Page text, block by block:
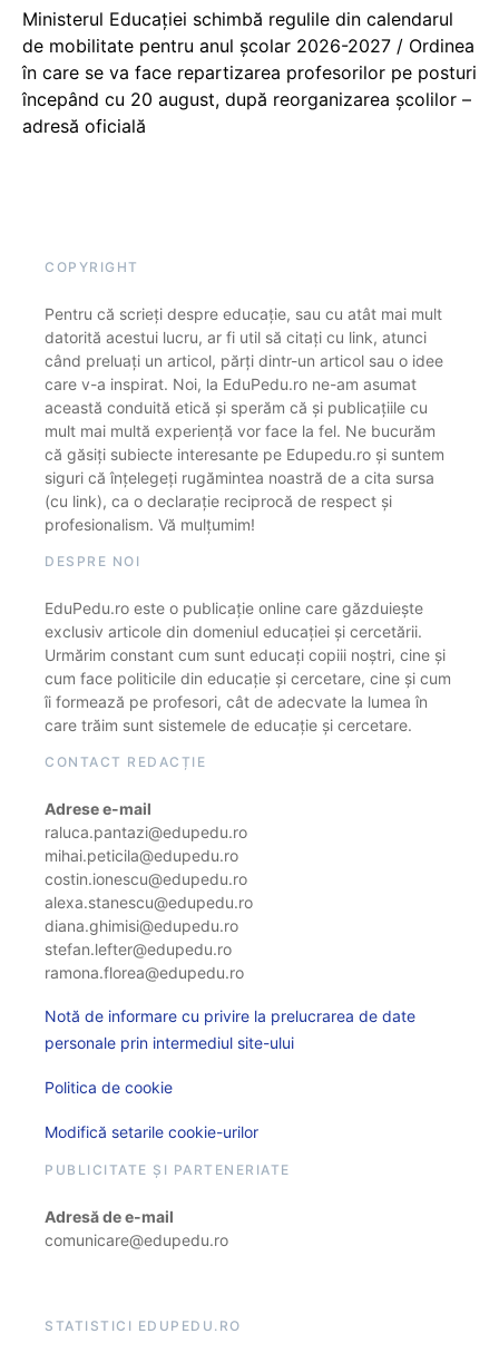
Ministerul Educației schimbă regulile din calendarul
de mobilitate pentru anul școlar 2026-2027 / Ordinea
în care se va face repartizarea profesorilor pe posturi
începând cu 20 august, după reorganizarea școlilor –
adresă oficială
COPYRIGHT
Pentru că scrieți despre educație, sau cu atât mai mult
datorită acestui lucru, ar fi util să citați cu link, atunci
când preluați un articol, părți dintr-un articol sau o idee
care v-a inspirat. Noi, la EduPedu.ro ne-am asumat
această conduită etică și sperăm că și publicațiile cu
mult mai multă experiență vor face la fel. Ne bucurăm
că găsiți subiecte interesante pe Edupedu.ro și suntem
siguri că înțelegeți rugămintea noastră de a cita sursa
(cu link), ca o declarație reciprocă de respect și
profesionalism. Vă mulțumim!
DESPRE NOI
EduPedu.ro este o publicație online care găzduiește
exclusiv articole din domeniul educației și cercetării.
Urmărim constant cum sunt educați copiii noștri, cine și
cum face politicile din educație și cercetare, cine și cum
îi formează pe profesori, cât de adecvate la lumea în
care trăim sunt sistemele de educație și cercetare.
CONTACT REDACȚIE
Adrese e-mail
raluca.pantazi@edupedu.ro
mihai.peticila@edupedu.ro
costin.ionescu@edupedu.ro
alexa.stanescu@edupedu.ro
diana.ghimisi@edupedu.ro
stefan.lefter@edupedu.ro
ramona.florea@edupedu.ro
Notă de informare cu privire la prelucrarea de date
personale prin intermediul site-ului
Politica de cookie
Modifică setarile cookie-urilor
PUBLICITATE ȘI PARTENERIATE
Adresă de e-mail
comunicare@edupedu.ro
STATISTICI EDUPEDU.RO